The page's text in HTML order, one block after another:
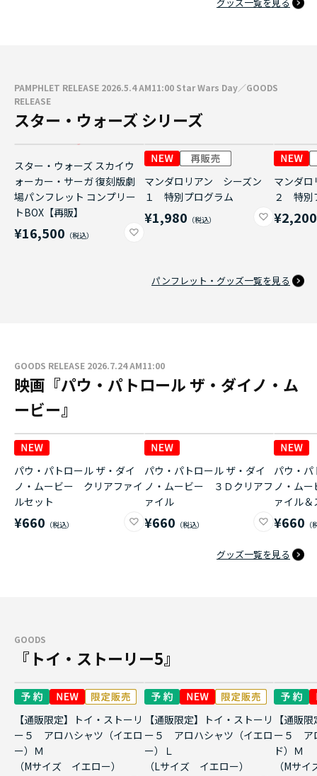
PAMPHLET RELEASE 2026.5.4 AM11:00 Star Wars Day／GOODS
RELEASE
スター・ウォーズ シリーズ
スター・ウォーズ スカイウ
ォーカー・サーガ 復刻版劇
場パンフレット コンプリー
トBOX【再販】
¥16,500
マンダロリアン シーズン
１ 特別プログラム
¥1,980
マンダ
２ 特別
¥2,200
パンフレット・グッズ一覧を見る
GOODS RELEASE 2026.7.24 AM11:00
映画『パウ・パトロール ザ・ダイノ・ム
ービー』
パウ・パトロール ザ・ダイ
ノ・ムービー クリアファイ
ルセット
¥660
パウ・パトロール ザ・ダイ
ノ・ムービー ３Ｄクリアフ
ァイル
¥660
パウ・パ
ノ・ム
ァイル
¥660
グッズ一覧を見る
GOODS
『トイ・ストーリー5』
【通販限定】トイ・ストーリ
ー５ アロハシャツ（イエロ
ー）Ｍ
（Mサイズ イエロー）
【通販限定】トイ・ストーリ
ー５ アロハシャツ（イエロ
ー）Ｌ
（Lサイズ イエロー）
【通販
ー５ ア
ド）Ｍ
（Mサ